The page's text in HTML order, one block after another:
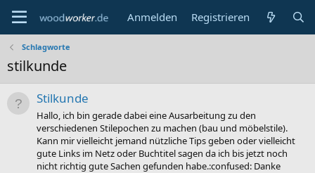
Anmelden Registrieren
Schlagworte
stilkunde
Stilkunde
Hallo, ich bin gerade dabei eine Ausarbeitung zu den
verschiedenen Stilepochen zu machen (bau und möbelstile).
Kann mir vielleicht jemand nützliche Tips geben oder vielleicht
gute Links im Netz oder Buchtitel sagen da ich bis jetzt noch
nicht richtig gute Sachen gefunden habe.:confused: Danke